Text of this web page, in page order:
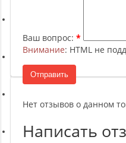
Новинки
Отзывы о товаре
Ваш вопрос:
Внимание: HTML не
Отправить
Нет отзывов о данном
Написать